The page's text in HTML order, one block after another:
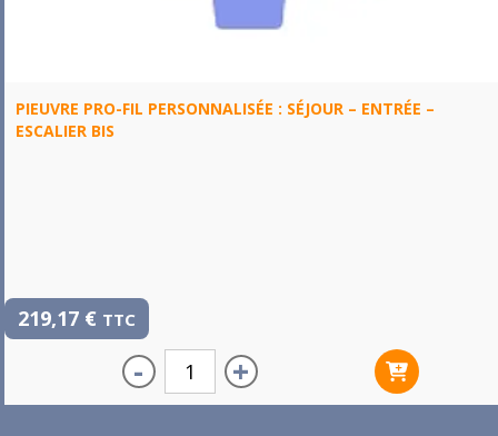
PIEUVRE PRO-FIL PERSONNALISÉE : SÉJOUR – ENTRÉE –
ESCALIER BIS
219,17 € TTC
- +